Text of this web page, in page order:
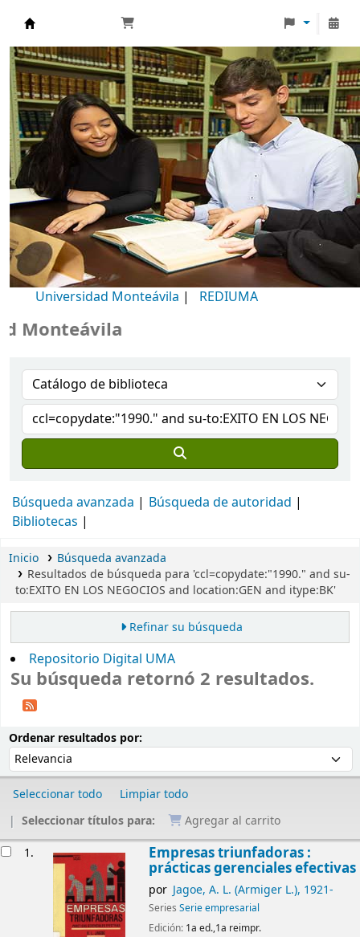
Biblioteca Universidad Monteávila
Universidad Monteávila | REDIUMA
Búsqueda avanzada
Búsqueda de autoridad
Bibliotecas
Inicio
Búsqueda avanzada
Resultados de búsqueda para 'ccl=copydate:"1990." and su-
to:EXITO EN LOS NEGOCIOS and location:GEN and itype:BK'
Refinar su búsqueda
Repositorio Digital UMA
Su búsqueda retornó 2 resultados.
Ordenar resultados por:
Seleccionar todo
Limpiar todo
Seleccionar títulos para:
Agregar al carrito
1. Empresas triunfadoras :
prácticas gerenciales efectivas
por Jagoe, A. L. (Armiger L.), 1921-
Series Serie empresarial
Edición: 1a ed.,1a reimpr.